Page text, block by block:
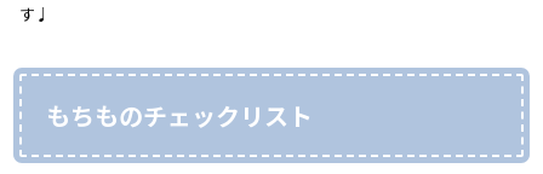
す♩
もちものチェックリスト